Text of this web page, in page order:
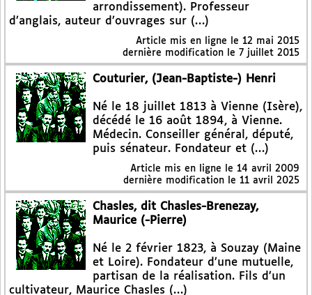
arrondissement). Professeur
d’anglais, auteur d’ouvrages sur (…)
Article mis en ligne le 12 mai 2015
dernière modification le 7 juillet 2015
Couturier, (Jean-Baptiste-) Henri
Né le 18 juillet 1813 à Vienne (Isère),
décédé le 16 août 1894, à Vienne.
Médecin. Conseiller général, député,
puis sénateur. Fondateur et (…)
Article mis en ligne le 14 avril 2009
dernière modification le 11 avril 2025
Chasles, dit Chasles-Brenezay,
Maurice (-Pierre)
Né le 2 février 1823, à Souzay (Maine
et Loire). Fondateur d’une mutuelle,
partisan de la réalisation. Fils d’un
cultivateur, Maurice Chasles (…)